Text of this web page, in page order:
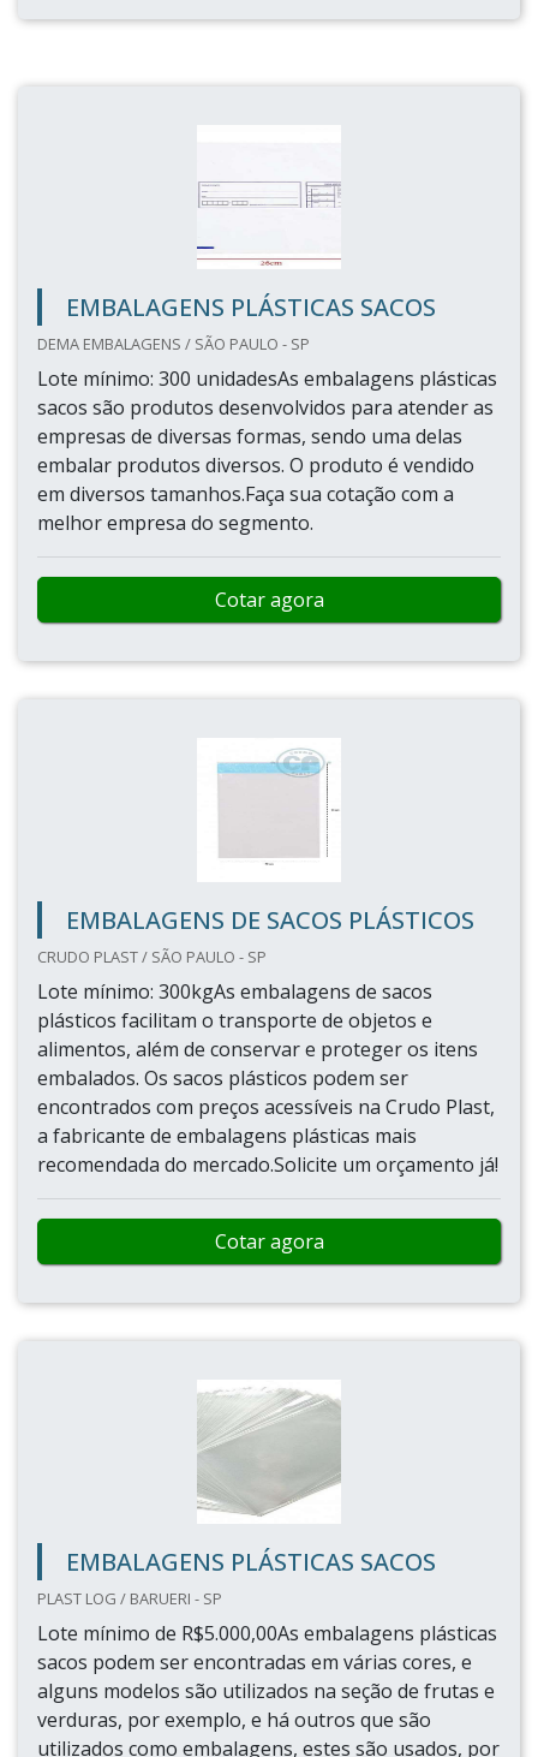
EMBALAGENS PLÁSTICAS SACOS
DEMA EMBALAGENS / SÃO PAULO - SP
Lote mínimo: 300 unidadesAs embalagens plásticas
sacos são produtos desenvolvidos para atender as
empresas de diversas formas, sendo uma delas
embalar produtos diversos. O produto é vendido
em diversos tamanhos.Faça sua cotação com a
melhor empresa do segmento.
Cotar agora
EMBALAGENS DE SACOS PLÁSTICOS
CRUDO PLAST / SÃO PAULO - SP
Lote mínimo: 300kgAs embalagens de sacos
plásticos facilitam o transporte de objetos e
alimentos, além de conservar e proteger os itens
embalados. Os sacos plásticos podem ser
encontrados com preços acessíveis na Crudo Plast,
a fabricante de embalagens plásticas mais
recomendada do mercado.Solicite um orçamento já!
Cotar agora
EMBALAGENS PLÁSTICAS SACOS
PLAST LOG / BARUERI - SP
Lote mínimo de R$5.000,00As embalagens plásticas
sacos podem ser encontradas em várias cores, e
alguns modelos são utilizados na seção de frutas e
verduras, por exemplo, e há outros que são
utilizados como embalagens, estes são usados, por